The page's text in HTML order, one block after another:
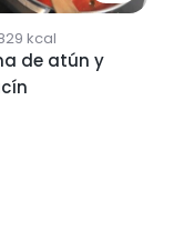
kcal
de atún y